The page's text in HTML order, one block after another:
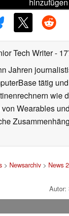
hinzufügen
Tech Writer-
Jahren
tätig
wie
Wearables
> Newsarchiv > News
Autor: